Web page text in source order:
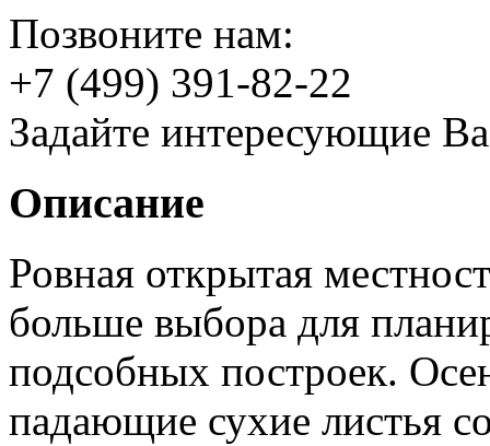
Позвоните нам:
+7 (499) 391-82-22
Задайте интересующие
Описание
Ровная открытая
больше выбора для
подсобных построек.
падающие сухие листья